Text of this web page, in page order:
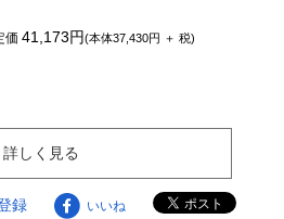
価41,173円(本体37,430円 ＋ 税)
詳しく見る
録 いいね